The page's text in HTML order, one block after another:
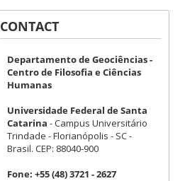
CONTACT
Departamento de Geociências -
Centro de Filosofia e Ciências
Humanas
Universidade Federal de Santa
Catarina - Campus Universitário
Trindade - Florianópolis - SC -
Brasil. CEP: 88040-900
Fone: +55 (48) 3721 - 2627